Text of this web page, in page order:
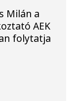
Milán a
AEK
folytatja